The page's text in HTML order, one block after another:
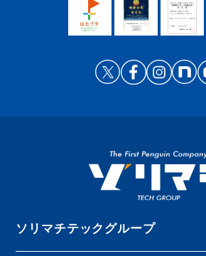
ソリマチテックグループ